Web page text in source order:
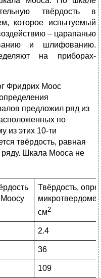
твёрдость в
которое испытуемый
– царапанью
и шлифованию.
на приборах-
Фридрих Моос
предложил ряд из
по
из этих 10-ти
твёрдость, равная
ряду. Шкала Мооса не
Твёрдость,
см2
2.4
36
109